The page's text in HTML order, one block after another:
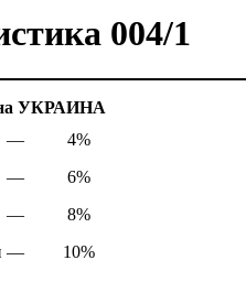
004/1
УКРАИНА
—
4%
—
6%
—
8%
—
10%